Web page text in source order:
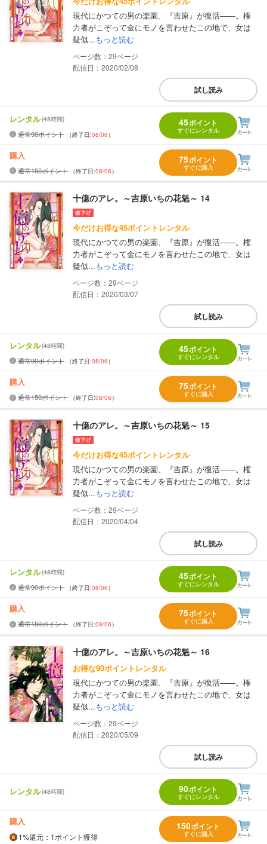
現代にかつての男の楽園、『吉原』が復活――。権
力者がこぞって金にモノを言わせたこの地で、女は
疑似...もっと読む
29
配信日：2020/02/08
試し読み
レンタル(48時間)
通常90ポイント （終了日:08/06）
45ポイント
すぐにレンタル
購入
通常150ポイント （終了日:08/06）
75ポイント
すぐに購入
十億のアレ。～吉原いちの花魁～ 14
今だけお得な45ポイントレンタル
現代にかつての男の楽園、『吉原』が復活――。権
力者がこぞって金にモノを言わせたこの地で、女は
疑似...もっと読む
29
配信日：2020/03/07
試し読み
レンタル(48時間)
通常90ポイント （終了日:08/06）
45ポイント
すぐにレンタル
購入
通常150ポイント （終了日:08/06）
75ポイント
すぐに購入
十億のアレ。～吉原いちの花魁～ 15
今だけお得な45ポイントレンタル
現代にかつての男の楽園、『吉原』が復活――。権
力者がこぞって金にモノを言わせたこの地で、女は
疑似...もっと読む
29
配信日：2020/04/04
試し読み
レンタル(48時間)
通常90ポイント （終了日:08/06）
45ポイント
すぐにレンタル
購入
通常150ポイント （終了日:08/06）
75ポイント
すぐに購入
十億のアレ。～吉原いちの花魁～ 16
お得な90ポイントレンタル
現代にかつての男の楽園、『吉原』が復活――。権
力者がこぞって金にモノを言わせたこの地で、女は
疑似...もっと読む
29
配信日：2020/05/09
試し読み
レンタル(48時間) 90ポイント
すぐにレンタル
購入
1%還元 ：1ポイント獲得
150ポイント
すぐに購入